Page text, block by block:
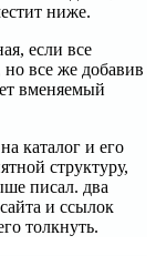
ниже.
если все
но все же добавив
вменяемый
каталог и его
структуру,
писал. два
и ссылок
толкнуть.